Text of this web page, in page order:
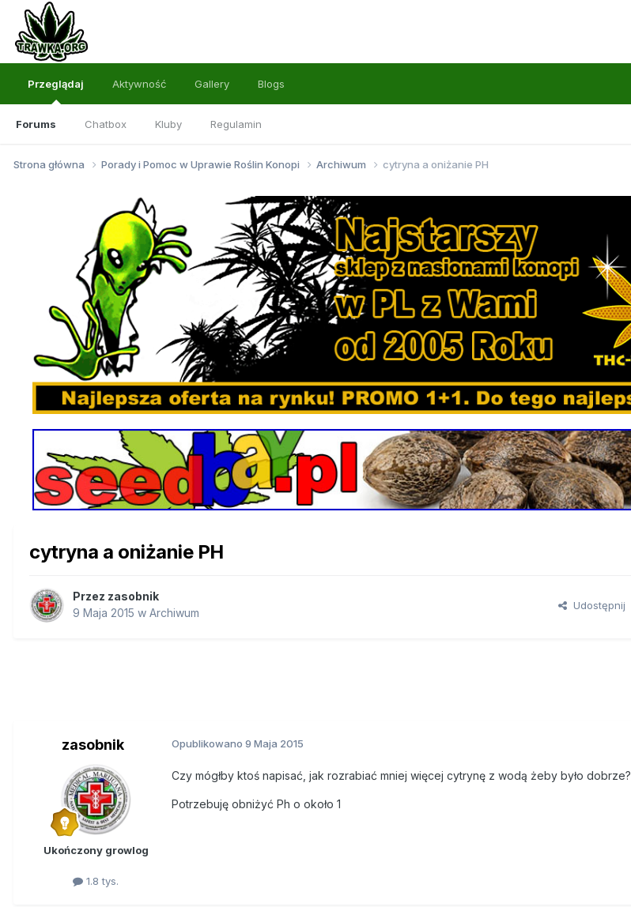
Przeglądaj
Forums Chatbox Kluby Regulamin
Aktywność Gallery Blogs
Strona główna Porady i Pomoc w Uprawie Roślin Konopi Archiwum cytryna a oniżanie PH
cytryna a oniżanie PH
Przez zasobnik
9 Maja 2015 w Archiwum
Udostępnij
zasobnik
Ukończony growlog
1.8 tys.
Opublikowano 9 Maja 2015
Czy mógłby ktoś napisać, jak rozrabiać mniej więcej cytrynę z wodą żeby było dobrze?
Potrzebuję obniżyć Ph o około 1